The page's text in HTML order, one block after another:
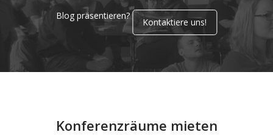
Blog präsentieren?
Kontaktiere uns!
Konferenzräume mieten